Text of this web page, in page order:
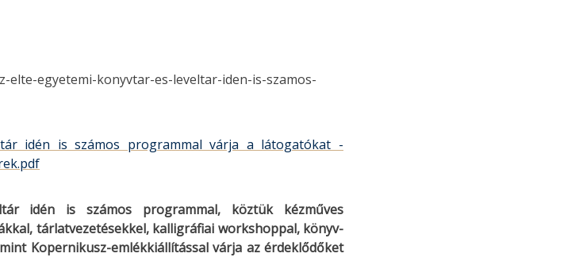
egyetemi-konyvtar-es-leveltar-iden-is-szamos-
idén is számos programmal várja a látogatókat -
idén is számos programmal, köztük kézműves
tárlatvezetésekkel, kalligráfiai workshoppal, könyv-
Kopernikusz-emlékkiállítással várja az érdeklődőket